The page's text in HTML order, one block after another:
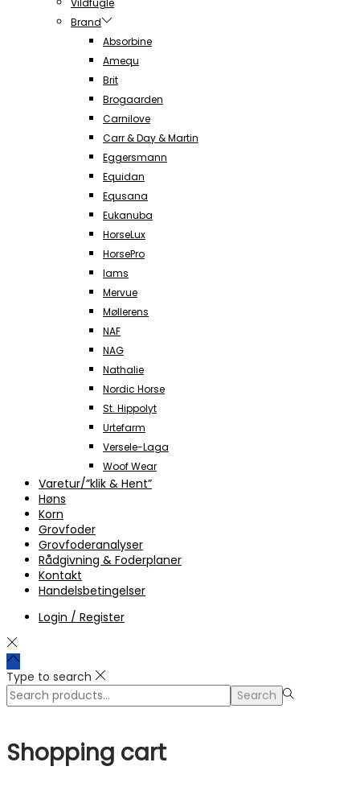
Vildfugle
Brand
Absorbine
Amequ
Brit
Brogaarden
Carnilove
Carr & Day & Martin
Eggersmann
Equidan
Equsana
Eukanuba
HorseLux
HorsePro
Iams
Mervue
Møllerens
NAF
NAG
Nathalie
Nordic Horse
St. Hippolyt
Urtefarm
Versele-Laga
Woof Wear
Varetur/”klik & Hent”
Høns
Korn
Grovfoder
Grovfoderanalyser
Rådgivning & Foderplaner
Kontakt
Handelsbetingelser
Login / Register
Type to search
Search
for:>
Search
Shopping cart